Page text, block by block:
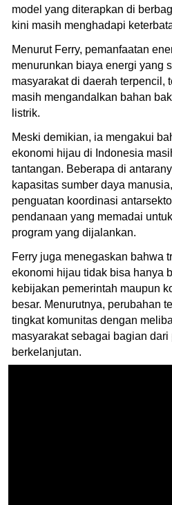
model yang diterapkan di
kini masih menghadapi
Menurut Ferry, pemanfaatan
menurunkan biaya energi yang
masyarakat di daerah terpencil,
masih mengandalkan bahan
listrik.
Meski demikian, ia mengakui
ekonomi hijau di Indonesia
tantangan. Beberapa di
kapasitas sumber daya
penguatan koordinasi
pendanaan yang memadai
program yang dijalankan.
Ferry juga menegaskan bahwa
ekonomi hijau tidak bisa hanya
kebijakan pemerintah maupun
besar. Menurutnya, perubahan
tingkat komunitas dengan
masyarakat sebagai bagian
berkelanjutan.